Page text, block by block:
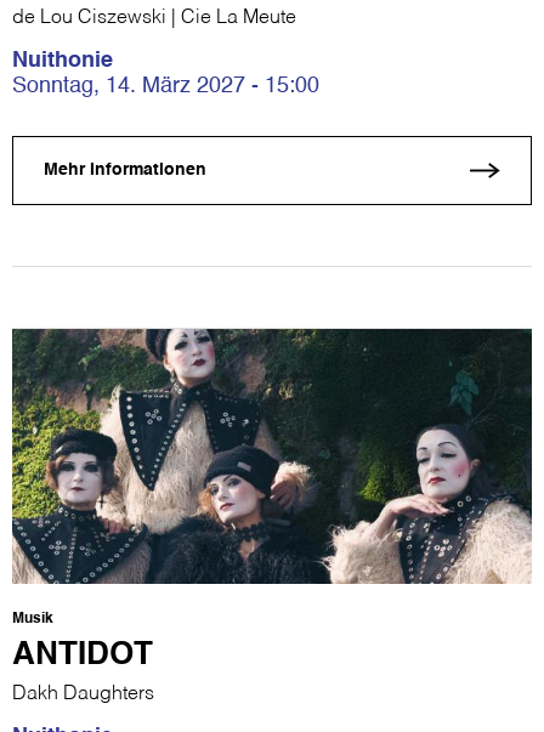
de Lou Ciszewski | Cie La Meute
Nuithonie
Sonntag, 14. März 2027 - 15:00
Mehr Informationen
Musik
ANTIDOT
Dakh Daughters